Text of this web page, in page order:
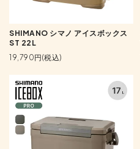
SHIMANO シマノ アイスボックス
ST 22L
19,790円(税込)